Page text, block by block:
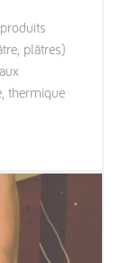
plâtres)
thermique